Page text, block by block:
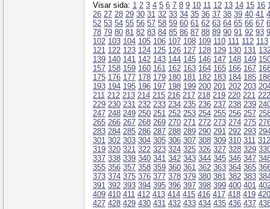
Visar sida: 1 2 3 4 5 6 7 8 9 10 11 12 13 14 15 16
26 27 28 29 30 31 32 33 34 35 36 37 38 39 40 41
52 53 54 55 56 57 58 59 60 61 62 63 64 65 66 67
78 79 80 81 82 83 84 85 86 87 88 89 90 91 92 93
102 103 104 105 106 107 108 109 110 111 112 113
121 122 123 124 125 126 127 128 129 130 131
139 140 141 142 143 144 145 146 147 148 149
157 158 159 160 161 162 163 164 165 166 167
175 176 177 178 179 180 181 182 183 184 185
193 194 195 196 197 198 199 200 201 202 203
211 212 213 214 215 216 217 218 219 220 221 222
229 230 231 232 233 234 235 236 237 238 239
247 248 249 250 251 252 253 254 255 256 257
265 266 267 268 269 270 271 272 273 274 275
283 284 285 286 287 288 289 290 291 292 293
301 302 303 304 305 306 307 308 309 310 311 312
319 320 321 322 323 324 325 326 327 328 329
337 338 339 340 341 342 343 344 345 346 347
355 356 357 358 359 360 361 362 363 364 365
373 374 375 376 377 378 379 380 381 382 383
391 392 393 394 395 396 397 398 399 400 401
409 410 411 412 413 414 415 416 417 418 419 420
427 428 429 430 431 432 433 434 435 436 437